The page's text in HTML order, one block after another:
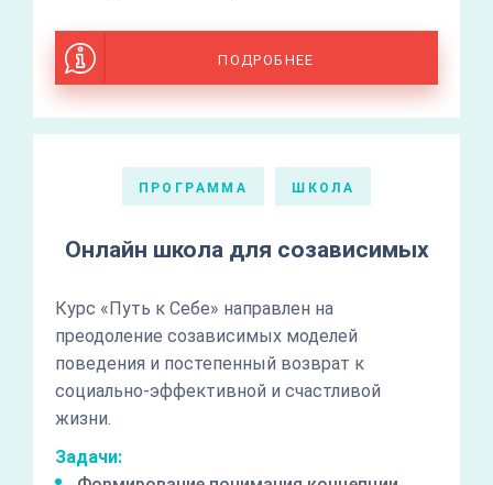
ПОДРОБНЕЕ
ПРОГРАММА ШКОЛА
Онлайн школа для созависимых
Курс «Путь к Себе» направлен на
преодоление созависимых моделей
поведения и постепенный возврат к
социально-эффективной и счастливой
жизни.
Задачи: